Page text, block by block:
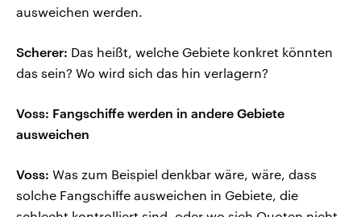
ausweichen werden.
Scherer: Das heißt, welche Gebiete konkret könnten
das sein? Wo wird sich das hin verlagern?
Voss: Fangschiffe werden in andere Gebiete
ausweichen
Voss: Was zum Beispiel denkbar wäre, wäre, dass
solche Fangschiffe ausweichen in Gebiete, die